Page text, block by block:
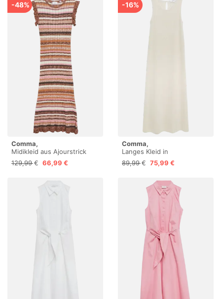
-48%
Comma,
Midikleid aus Ajourstrick
129,99 € 66,99 €
-16%
Comma,
Langes Kleid in
Feinstrickoptik
89,99 € 75,99 €